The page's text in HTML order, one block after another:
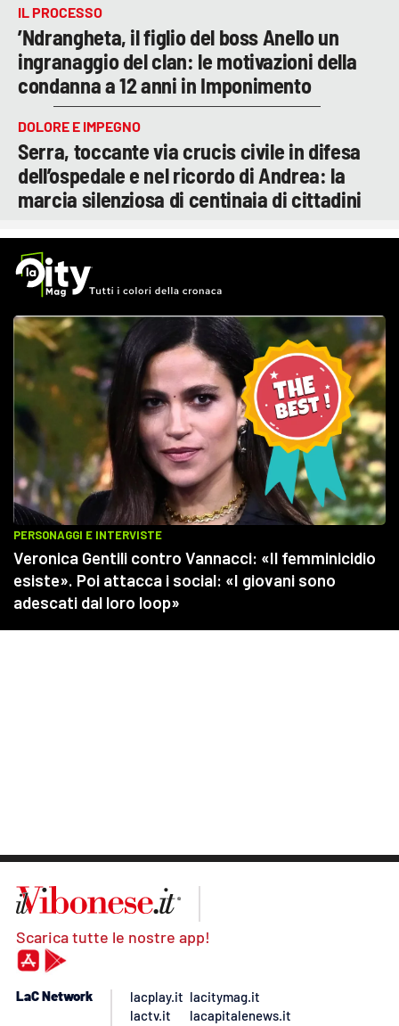
IL PROCESSO
’Ndrangheta, il figlio del boss Anello un
ingranaggio del clan: le motivazioni della
condanna a 12 anni in Imponimento
DOLORE E IMPEGNO
Serra, toccante via crucis civile in difesa
dell’ospedale e nel ricordo di Andrea: la
marcia silenziosa di centinaia di cittadini
Scarica tutte le nostre app!
LaC Network
lacplay.it
lactv.it
lacitymag.it
lacapitalenews.it